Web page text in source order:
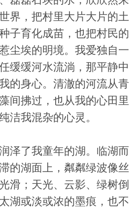
界，把村里大片大片的土
子育化成苗，也把村民的
尘埃的明境。我爱独自一
缓缓河水流淌，那平静中
的身心。清澈的河流从青
间拂过，也从我的心田里
洁我混杂的心灵。
泽了我童年的湖。临湖而
的湖面上，粼粼绿波像丝
滑；天光、云影、绿树倒
湖或淡或浓的墨痕，也不